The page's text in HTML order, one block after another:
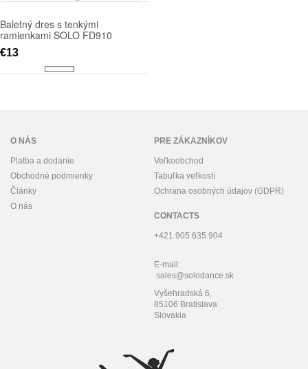
Baletný dres s tenkými
ramienkami SOLO FD910
€13
O NÁS
Platba a dodanie
Obchodné podmienky
Články
O nás
PRE ZÁKAZNÍKOV
Veľkoobchod
Tabuľka veľkostí
Ochrana osobných údajov (GDPR)
CONTACTS
+421 905 635 904
E-mail:
sales@solodance.sk
Vyšehradská 6,
85106 Bratislava
Slovakia